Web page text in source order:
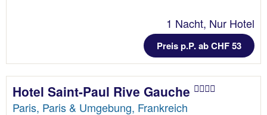
1 Nacht, Nur Hotel
Preis p.P. ab CHF 53
Hotel Saint-Paul Rive Gauche
Paris, Paris & Umgebung, Frankreich